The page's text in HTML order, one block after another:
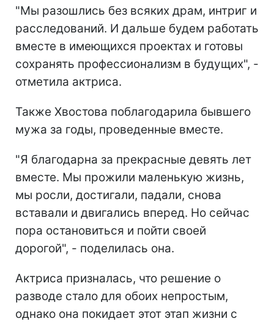
"Мы разошлись без всяких драм, интриг и
расследований. И дальше будем работать
вместе в имеющихся проектах и готовы
сохранять профессионализм в будущих", -
отметила актриса.
Также Хвостова поблагодарила бывшего
мужа за годы, проведенные вместе.
"Я благодарна за прекрасные девять лет
вместе. Мы прожили маленькую жизнь,
мы росли, достигали, падали, снова
вставали и двигались вперед. Но сейчас
пора остановиться и пойти своей
дорогой", - поделилась она.
Актриса призналась, что решение о
разводе стало для обоих непростым,
однако она покидает этот этап жизни с